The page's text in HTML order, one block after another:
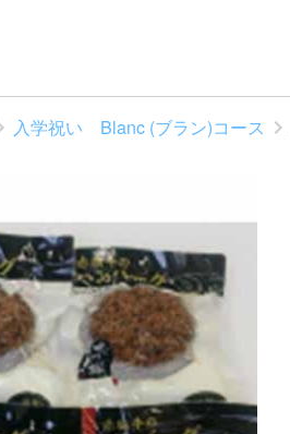
入学祝い Blanc (ブラン)コース